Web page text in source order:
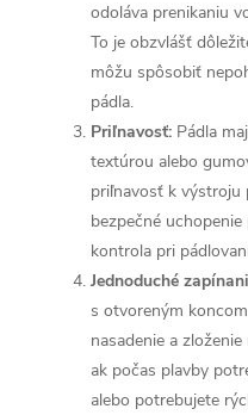
odoláva prenikaniu
To je obzvlášť
môžu spôsobiť
pádla.
Priľnavosť: Pádla
textúrou alebo
priľnavosť k výstroju
bezpečné
kontrola pri
Jednoduché
s otvoreným
nasadenie a
ak počas plavby
alebo potrebujete